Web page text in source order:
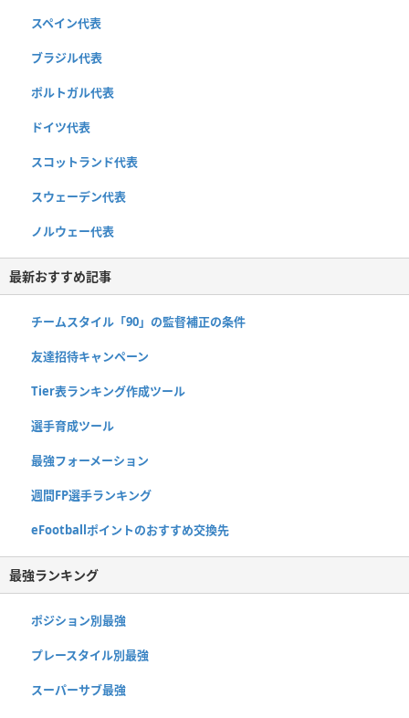
スペイン代表
ブラジル代表
ポルトガル代表
ドイツ代表
スコットランド代表
スウェーデン代表
ノルウェー代表
最新おすすめ記事
チームスタイル「90」の監督補正の条件
友達招待キャンペーン
Tier表ランキング作成ツール
選手育成ツール
最強フォーメーション
週間FP選手ランキング
eFootballポイントのおすすめ交換先
最強ランキング
ポジション別最強
プレースタイル別最強
スーパーサブ最強